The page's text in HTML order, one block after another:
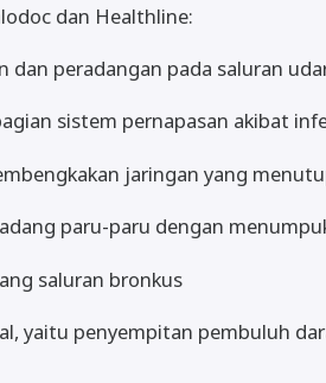
dan Healthline:
dan peradangan pada saluran
sistem pernapasan akibat
jaringan yang
paru-paru dengan
saluran bronkus
yaitu penyempitan pembuluh